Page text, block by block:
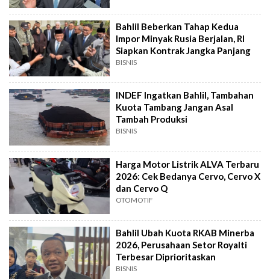
Bahlil Beberkan Tahap Kedua
Impor Minyak Rusia Berjalan, RI
Siapkan Kontrak Jangka Panjang
BISNIS
INDEF Ingatkan Bahlil, Tambahan
Kuota Tambang Jangan Asal
Tambah Produksi
BISNIS
Harga Motor Listrik ALVA Terbaru
2026: Cek Bedanya Cervo, Cervo X
dan Cervo Q
OTOMOTIF
Bahlil Ubah Kuota RKAB Minerba
2026, Perusahaan Setor Royalti
Terbesar Diprioritaskan
BISNIS